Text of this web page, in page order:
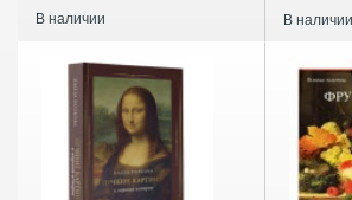
безумных ученых
В наличии В наличии